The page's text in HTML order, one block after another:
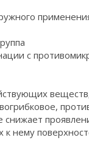
с
к нему